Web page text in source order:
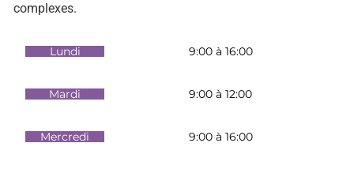
complexes.
Lundi 9:00 à 16:00
Mardi 9:00 à 12:00
Mercredi 9:00 à 16:00